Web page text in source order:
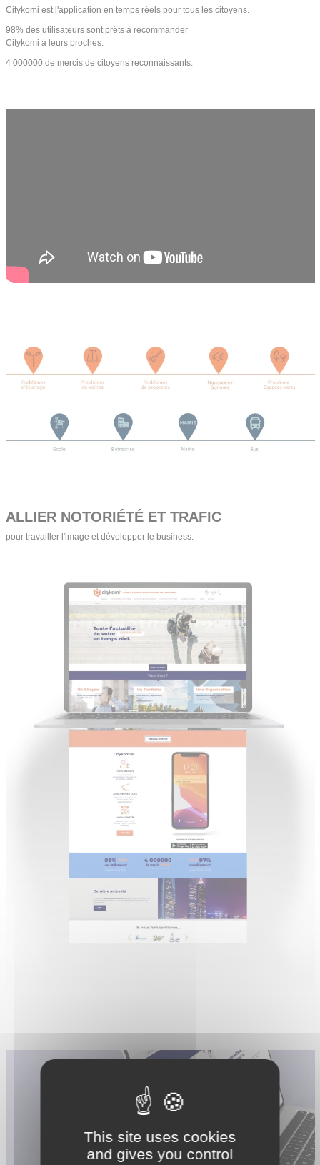
Citykomi est l'application en temps réels pour tous les citoyens.
98% des utilisateurs sont prêts à recommander
Citykomi à leurs proches.
4 000000 de mercis de citoyens reconnaissants.
ALLIER NOTORIÉTÉ ET TRAFIC
pour travailler l'image et développer le business.
This site uses cookies
and gives you control